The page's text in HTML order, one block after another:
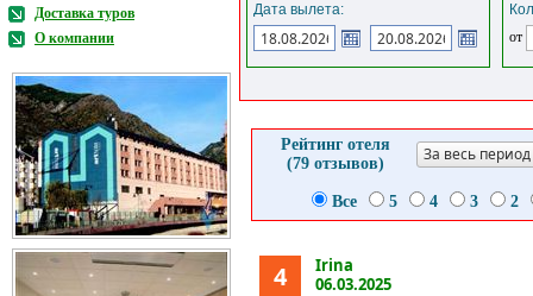
Доставка туров
О компании
Дата вылета:
от
Рейтинг отеля
(79 отзывов)
За весь период
Все 5 4 3 2
4
Irina
06.03.2025